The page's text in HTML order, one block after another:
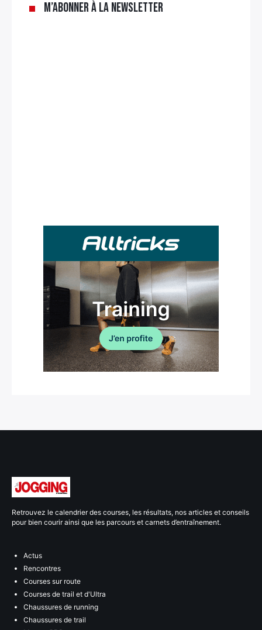
M’abonner à la newsletter
Retrouvez le calendrier des courses, les résultats, nos articles et conseils
pour bien courir ainsi que les parcours et carnets d’entraînement.
Actus
Rencontres
Courses sur route
Courses de trail et d'Ultra
Chaussures de running
Chaussures de trail